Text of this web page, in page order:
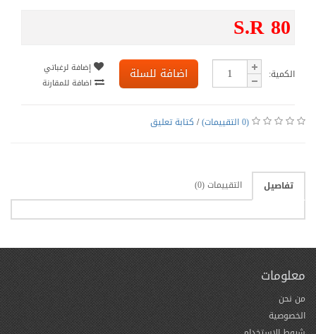
S.R 80
الكمية: اضافة للسلة
إضافة لرغباتي
اضافة للمقارنة
(0 التقييمات) / كتابة تعليق
تفاصيل التقييمات (0)
معلومات
من نحن
الخصوصية